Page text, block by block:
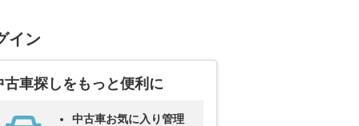
イン
古車探しをもっと便利に
中古車お気に入り管理